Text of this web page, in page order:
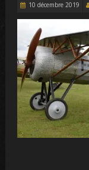
10 décembre 2019